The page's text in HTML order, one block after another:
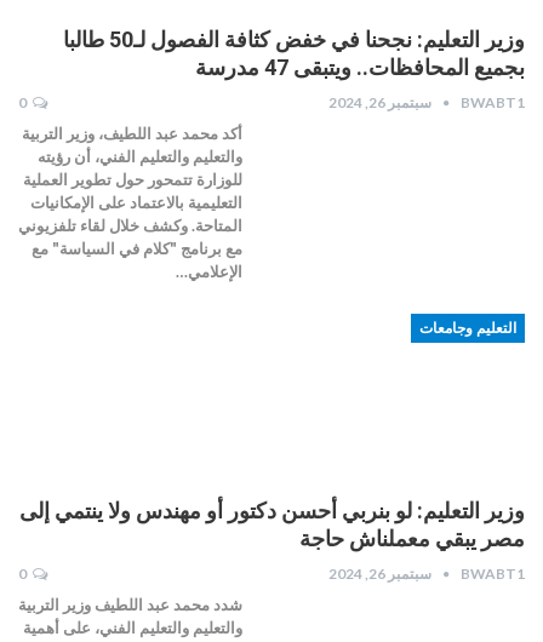
وزير التعليم: نجحنا في خفض كثافة الفصول لـ50 طالبا
بجميع المحافظات.. ويتبقى 47 مدرسة
BWABT1 سبتمبر 26, 2024 0
أكد محمد عبد اللطيف، وزير التربية
والتعليم والتعليم الفني، أن رؤيته
للوزارة تتمحور حول تطوير العملية
التعليمية بالاعتماد على الإمكانيات
المتاحة. وكشف خلال لقاء تلفزيوني
مع برنامج "كلام في السياسة" مع
الإعلامي…
التعليم وجامعات
وزير التعليم: لو بنربي أحسن دكتور أو مهندس ولا ينتمي إلى
مصر يبقي معملناش حاجة
BWABT1 سبتمبر 26, 2024 0
شدد محمد عبد اللطيف وزير التربية
والتعليم والتعليم الفني، على أهمية